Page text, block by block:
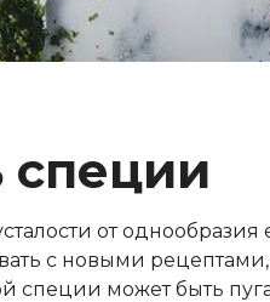
специи
от
с новыми
специи может быть